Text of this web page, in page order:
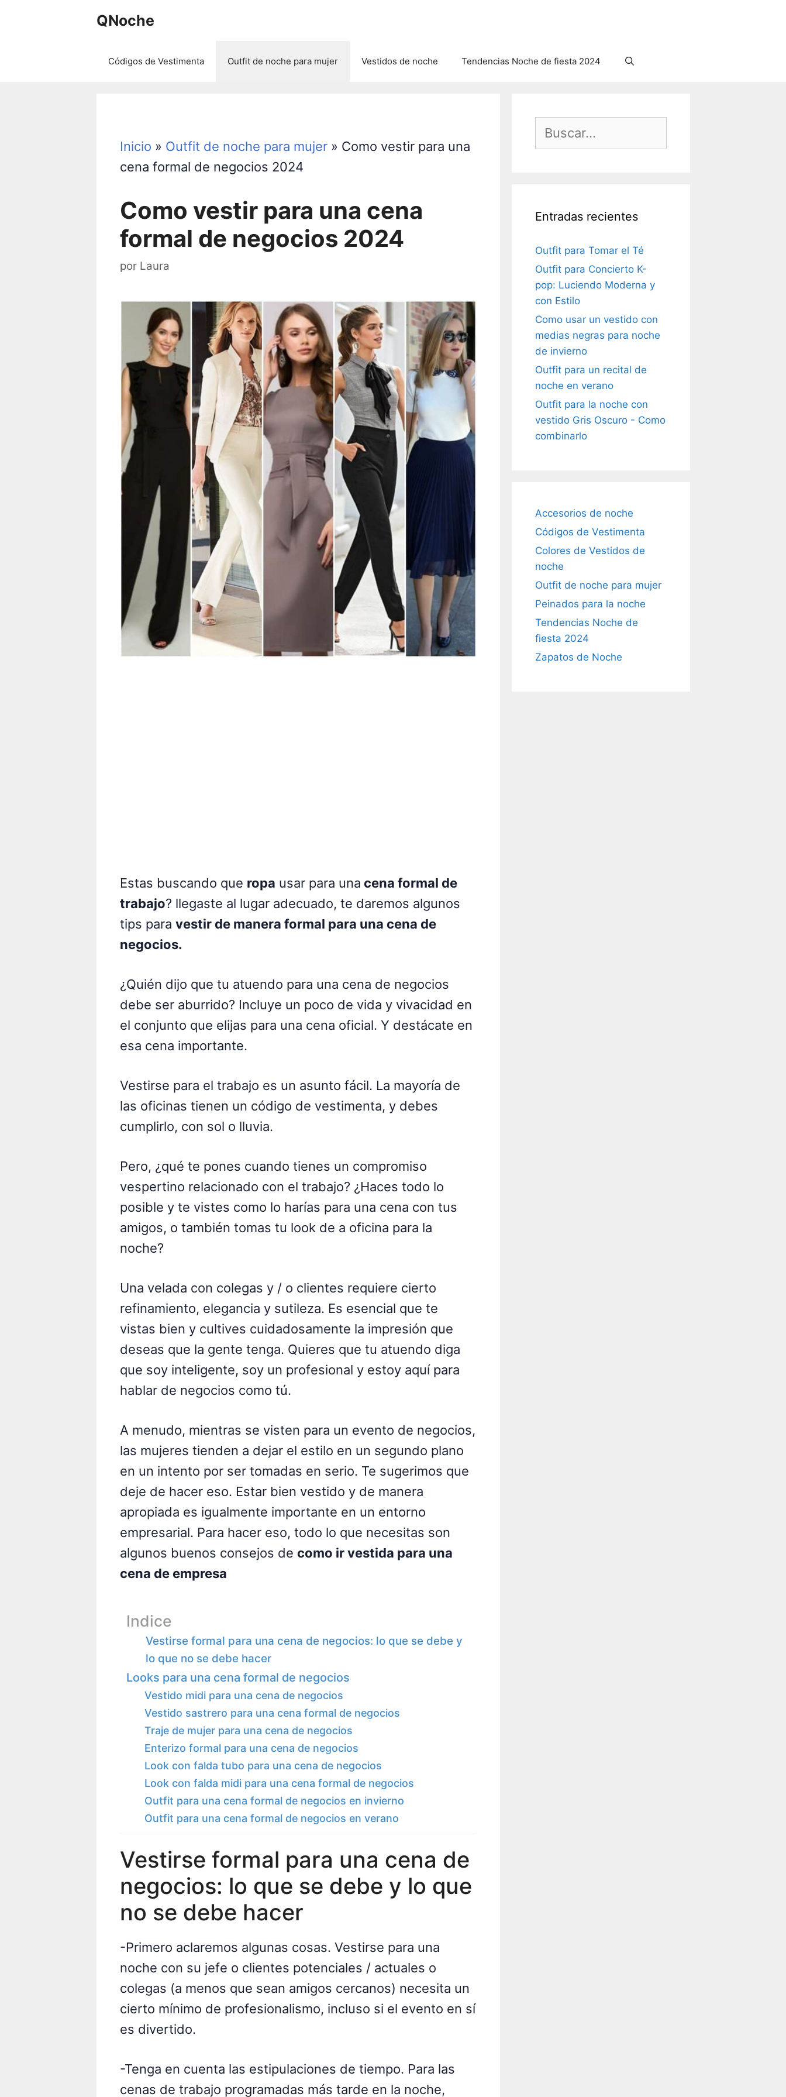
QNoche
Códigos de Vestimenta Outfit de noche para mujer Vestidos de noche Tendencias Noche de fiesta 2024
Inicio » Outfit de noche para mujer» Como vestir para una
cena formal de negocios 2024
Como vestir para una cena
formal de negocios 2024
por Laura
Estas buscando que ropa usar para una cena formal de
trabajo? llegaste al lugar adecuado, te daremos algunos
tips para vestir de manera formal para una cena de
negocios.
¿Quién dijo que tu atuendo para una cena de negocios
debe ser aburrido? Incluye un poco de vida y vivacidad en
el conjunto que elijas para una cena oficial. Y destácate en
esa cena importante.
Vestirse para el trabajo es un asunto fácil. La mayoría de
las oficinas tienen un código de vestimenta, y debes
cumplirlo, con sol o lluvia.
Pero, ¿qué te pones cuando tienes un compromiso
vespertino relacionado con el trabajo? ¿Haces todo lo
posible y te vistes como lo harías para una cena con tus
amigos, o también tomas tu look de a oficina para la
noche?
Una velada con colegas y / o clientes requiere cierto
refinamiento, elegancia y sutileza. Es esencial que te
vistas bien y cultives cuidadosamente la impresión que
deseas que la gente tenga. Quieres que tu atuendo diga
que soy inteligente, soy un profesional y estoy aquí para
hablar de negocios como tú.
A menudo, mientras se visten para un evento de negocios,
las mujeres tienden a dejar el estilo en un segundo plano
en un intento por ser tomadas en serio. Te sugerimos que
deje de hacer eso. Estar bien vestido y de manera
apropiada es igualmente importante en un entorno
empresarial. Para hacer eso, todo lo que necesitas son
algunos buenos consejos de como ir vestida para una
cena de empresa
Indice
Vestirse formal para una cena de negocios: lo que se debe y
lo que no se debe hacer
Looks para una cena formal de negocios
Vestido midi para una cena de negocios
Vestido sastrero para una cena formal de negocios
Traje de mujer para una cena de negocios
Enterizo formal para una cena de negocios
Look con falda tubo para una cena de negocios
Look con falda midi para una cena formal de negocios
Outfit para una cena formal de negocios en invierno
Outfit para una cena formal de negocios en verano
Vestirse formal para una cena de
negocios: lo que se debe y lo que
no se debe hacer
-Primero aclaremos algunas cosas. Vestirse para una
noche con su jefe o clientes potenciales / actuales o
colegas (a menos que sean amigos cercanos) necesita un
cierto mínimo de profesionalismo, incluso si el evento en sí
es divertido.
-Tenga en cuenta las estipulaciones de tiempo. Para las
cenas de trabajo programadas más tarde en la noche,
Entradas recientes
Outfit para Tomar el Té
Outfit para Concierto K-
pop: Luciendo Moderna y
con Estilo
Como usar un vestido con
medias negras para noche
de invierno
Outfit para un recital de
noche en verano
Outfit para la noche con
vestido Gris Oscuro - Como
combinarlo
Accesorios de noche
Códigos de Vestimenta
Colores de Vestidos de
noche
Outfit de noche para mujer
Peinados para la noche
Tendencias Noche de
fiesta 2024
Zapatos de Noche